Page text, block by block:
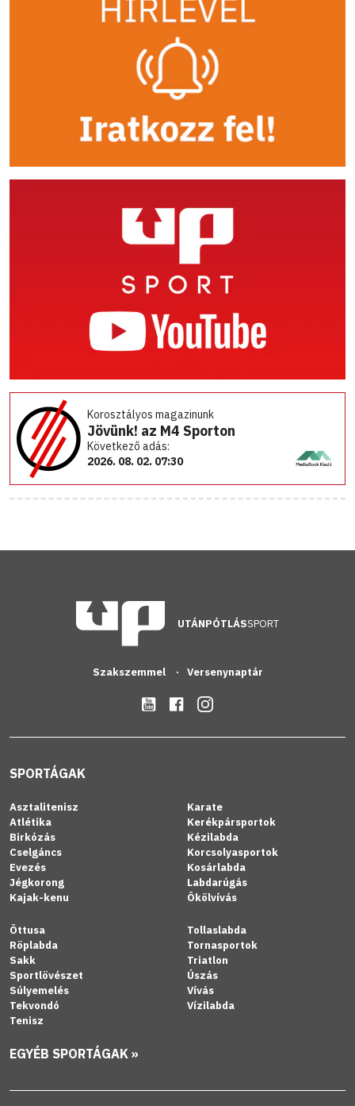
Korosztályos magazinunk
Jövünk! az M4 Sporton
Következő adás:
2026. 08. 02. 07:30
UTÁNPÓTLÁSSPORT
Szakszemmel Versenynaptár
SPORTÁGAK
Asztalitenisz
Atlétika
Birkózás
Cselgáncs
Evezés
Jégkorong
Kajak-kenu
Karate
Kerékpársportok
Kézilabda
Korcsolyasportok
Kosárlabda
Labdarúgás
Ökölvívás
Öttusa
Röplabda
Sakk
Sportlövészet
Súlyemelés
Tekvondó
Tenisz
Tollaslabda
Tornasportok
Triatlon
Úszás
Vívás
Vízilabda
EGYÉB SPORTÁGAK »